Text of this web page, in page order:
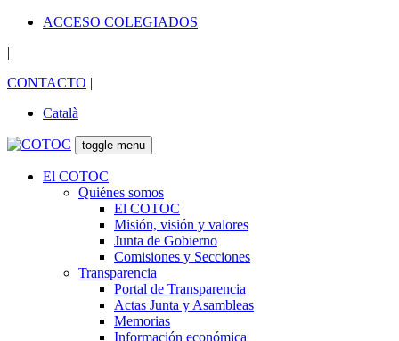
ACCESO COLEGIADOS
|
CONTACTO |
Català
toggle menu
El COTOC
Quiénes somos
El COTOC
Misión, visión y valores
Junta de Gobierno
Comisiones y Secciones
Transparencia
Portal de Transparencia
Actas Junta y Asambleas
Memorias
Información económica